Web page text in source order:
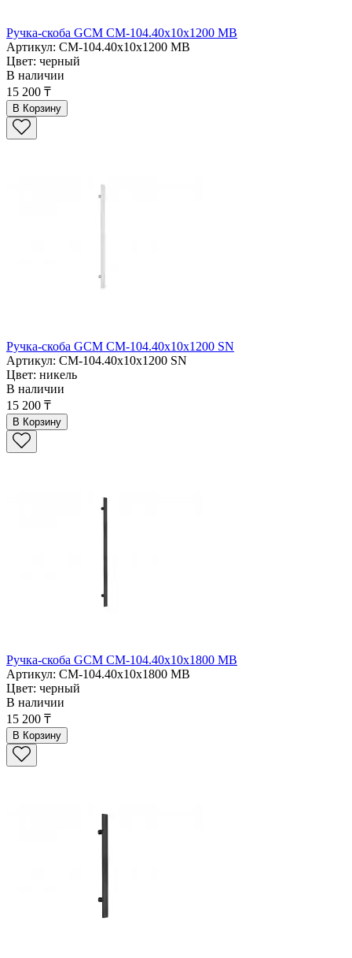
Ручка-скоба GCM CM-104.40x10x1200 MB
Артикул: CM-104.40x10x1200 MB
Цвет: черный
В наличии
15 200 ₸
В Корзину
Ручка-скоба GCM CM-104.40x10x1200 SN
Артикул: CM-104.40x10x1200 SN
Цвет: никель
В наличии
15 200 ₸
В Корзину
Ручка-скоба GCM CM-104.40x10x1800 MB
Артикул: CM-104.40x10x1800 MB
Цвет: черный
В наличии
15 200 ₸
В Корзину